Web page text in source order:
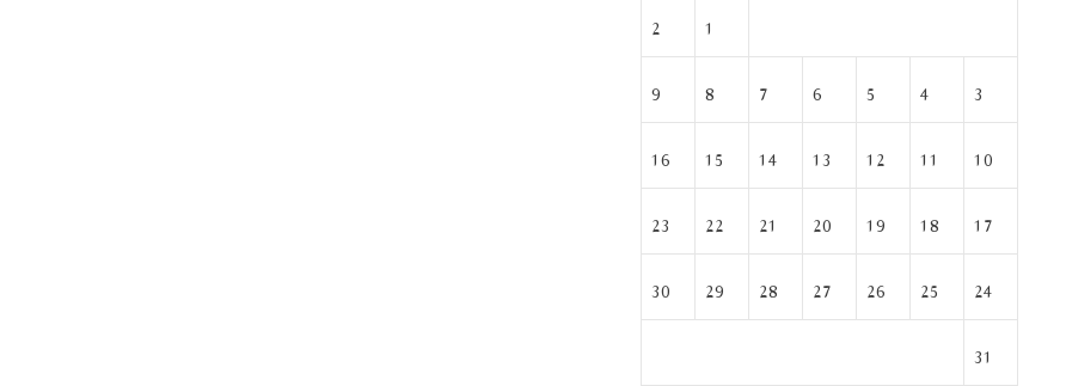
1
2
3
4
5
6
7
8
9
10
11
12
13
14
15
16
17
18
19
20
21
22
23
24
25
26
27
28
29
30
31